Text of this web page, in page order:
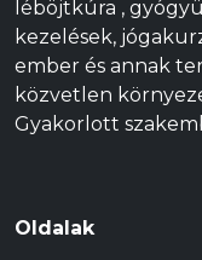
léböjtkúra ,
kezelések,
ember és annak
közvetlen
Gyakorlott
Oldalak